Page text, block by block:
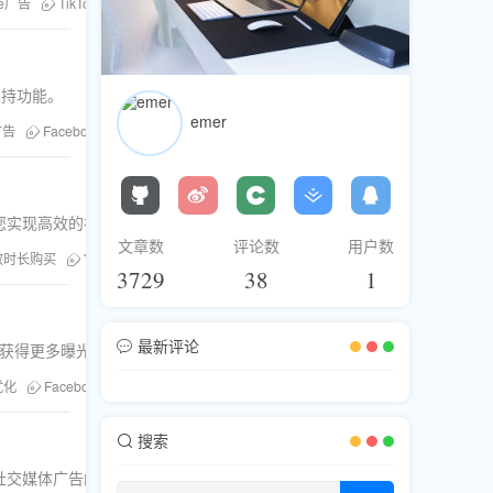
功能。
Facebook广告 社交媒体优化
现高效的视频营销。
长购买 YouTube营销
得更多曝光与转化。
化 Facebook视频营销
媒体广告的价值
emer
文章数
3729
评论数
38
用户数
1
最新评论
搜索